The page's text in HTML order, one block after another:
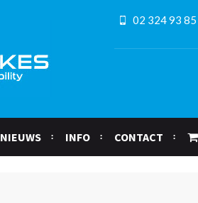
02 324 93 85
NIEUWS INFO CONTACT